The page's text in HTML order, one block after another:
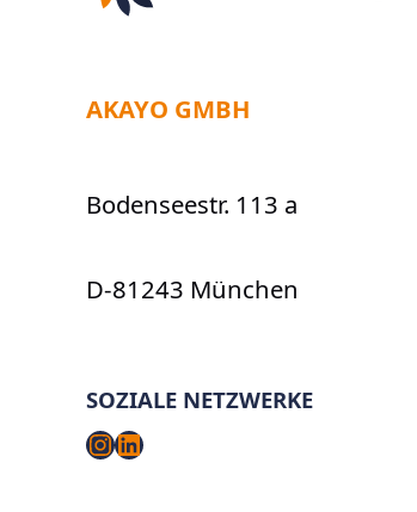
AKAYO GMBH
Bodenseestr. 113 a
D-81243 München
SOZIALE NETZWERKE
Instagram
LinkedIn